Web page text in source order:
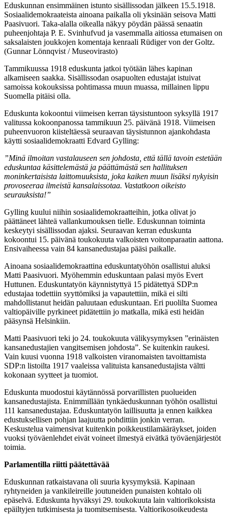
Eduskunnan ensimmäinen istunto sisällissodan jälkeen 15.5.1918.
Sosiaalidemokraateista ainoana paikalla oli yksinään seisova Matti
Paasivuori. Taka-alalla oikealla näkyy pöydän päässä senaatin
puheenjohtaja P. E. Svinhufvud ja vasemmalla aitiossa etumaisen on
saksalaisten joukkojen komentaja kenraali Rüdiger von der Goltz.
(Gunnar Lönnqvist / Museovirasto)
Tammikuussa 1918 eduskunta jatkoi työtään lähes kapinan
alkamiseen saakka. Sisällissodan osapuolten edustajat istuivat
samoissa kokouksissa pohtimassa muun muassa, millainen lippu
Suomella pitäisi olla.
Eduskunta kokoontui viimeisen kerran täysistuntoon syksyllä 1917
valitussa kokoonpanossa tammikuun 25. päivänä 1918. Viimeisen
puheenvuoron kiisteltäessä seuraavan täysistunnon ajankohdasta
käytti sosiaalidemokraatti Edvard Gylling:
”Minä ilmoitan vastalauseen sen johdosta, että tällä tavoin estetään
eduskuntaa käsittelemästä ja päättämästä sen hallituksen
moninkertaisista laittomuuksista, joka kaiken muun lisäksi nykyisin
provoseeraa ilmeistä kansalaissotaa. Vastatkoon oikeisto
seurauksista!”
Gylling kuului niihin sosiaalidemokraatteihin, jotka olivat jo
päättäneet lähteä vallankumouksen tielle. Eduskunnan toiminta
keskeytyi sisällissodan ajaksi. Seuraavan kerran eduskunta
kokoontui 15. päivänä toukokuuta valkoisten voitonparaatin aattona.
Ensivaiheessa vain 84 kansanedustajaa pääsi paikalle.
Ainoana sosiaalidemokraattina eduskuntatyöhön osallistui aluksi
Matti Paasivuori. Myöhemmin eduskuntaan palasi myös Evert
Huttunen. Eduskuntatyön käynnistyttyä 15 pidätettyä SDP:n
edustajaa todettiin syyttömiksi ja vapautettiin, mikä ei silti
mahdollistanut heidän paluutaan eduskuntaan. Eri puolilta Suomea
valtiopäiville pyrkineet pidätettiin jo matkalla, mikä esti heidän
pääsynsä Helsinkiin.
Matti Paasivuori teki jo 24. toukokuuta välikysymyksen ”erinäisten
kansanedustajien vangitsemisen johdosta”. Se kuitenkin raukesi.
Vain kuusi vuonna 1918 valkoisten viranomaisten tavoittamista
SDP:n listoilta 1917 vaaleissa valituista kansanedustajista vältti
kokonaan syytteet ja tuomiot.
Eduskunta muodostui käytännössä porvarillisten puolueiden
kansanedustajista. Enimmillään tynkäeduskunnan työhön osallistui
111 kansanedustajaa. Eduskuntatyön laillisuutta ja ennen kaikkea
edustuksellisen pohjan laajuutta pohdittiin jonkin verran.
Keskustelua vaimensivat kuitenkin poikkeustilamääräykset, joiden
vuoksi työväenlehdet eivät voineet ilmestyä eivätkä työväenjärjestöt
toimia.
Parlamentilla riitti päätettävää
Eduskunnan ratkaistavana oli suuria kysymyksiä. Kapinaan
ryhtyneiden ja vankileireille joutuneiden punaisten kohtalo oli
epäselvä. Eduskunta hyväksyi 29. toukokuuta lain valtiorikoksista
epäiltyjen tutkimisesta ja tuomitsemisesta. Valtiorikosoikeudesta